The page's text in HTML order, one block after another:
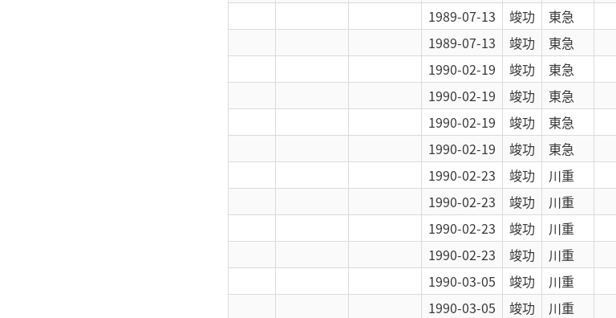
1989-07-13
竣功 東急
1989-07-13
竣功 東急
1990-02-19
竣功 東急
1990-02-19
竣功 東急
1990-02-19
竣功 東急
1990-02-19
竣功 東急
1990-02-23
竣功 川重
1990-02-23
竣功 川重
1990-02-23
竣功 川重
1990-02-23
竣功 川重
1990-03-05
竣功 川重
1990-03-05
竣功 川重